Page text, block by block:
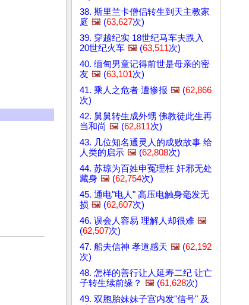
38. 斯里兰卡僧侣转生到天主教家
庭 🖼️ (63,627次)
39. 穿越纪实 18世纪马车夫跌入
20世纪火车 🖼️ (63,511次)
40. 缅甸男童记得前世是母亲的密
友 🖼️ (63,101次)
41. 乘人之危者 遭惨报 🖼️ (62,866
次)
42. 舅舅转生成外甥 佛教徒此生再
当和尚 🖼️ (62,811次)
43. 几位知名通灵人的成败故事 给
人类的启示 🖼️ (62,808次)
44. 苏琼为百姓申冤理枉 奸邪无处
藏身 🖼️ (62,754次)
45. 通电"电人" 高压电触身毫发无
损 🖼️ (62,607次)
46. 误会人容易 理解人却很难 🖼️
(62,507次)
47. 船夫信神 孝道感天 🖼️ (62,192
次)
48. 怎样的善行让人延寿二纪 让亡
子转生续前缘？ 🖼️ (61,628次)
49. 双胞胎妹妹子宫内发"信号" 及